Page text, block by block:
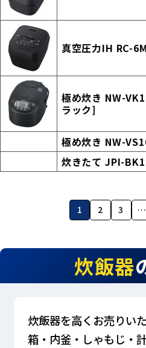
真空圧力IH RC-
極め炊き NW-
ラック]
極め炊き NW-
炊きたて JPI-
1 2 3 …
炊飯器
炊飯器を高くお売りい
箱・内釜・しゃもじ・